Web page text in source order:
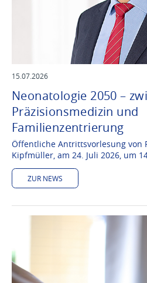
15.07.2026
Neonatologie 2050 –
Präzisionsmedizin und
Familienzentrierung
Öffentliche Antrittsvorlesung von
Kipfmüller, am 24. Juli 2026, um
ZUR NEWS